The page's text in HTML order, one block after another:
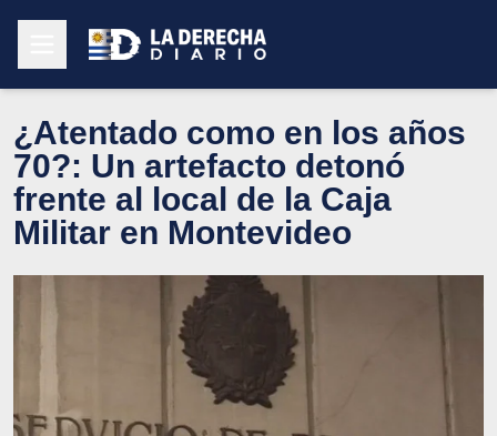
¿Atentado como en los años
70?: Un artefacto detonó
frente al local de la Caja
Militar en Montevideo